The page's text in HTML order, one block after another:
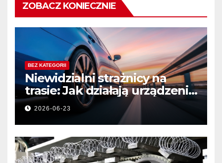
ZOBACZ KONIECZNIE
BEZ KATEGORII
Niewidzialni strażnicy na
trasie: Jak działają urządzenia
bezpieczeństwa ruchu
drogowego?
2026-06-23